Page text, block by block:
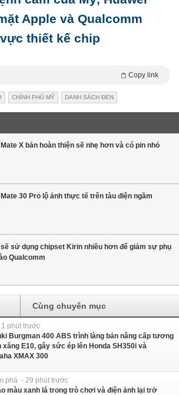
Apple và Qualcomm
thiết kế chip
Copy link
CHÍNH PHỦ MỸ DANH SÁCH ĐEN
X bản hoàn thiện sẽ nhẹ hơn và có pin nhỏ
30 Pro lộ ảnh thực tế trên tàu điện ngầm
sử dụng chipset Kirin nhiều hơn để giảm sự phụ
Qualcomm
Cùng chuyên mục
phút trước
Burgman 400 ABS trình làng bản nâng cấp tương
xăng E10, gây sức ép lên Honda SH350i và
XMAX 300
phá - 29 phút trước
màu xanh lá trong trò chơi và điện ảnh lại trở